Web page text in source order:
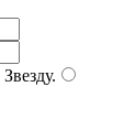
Звезду.